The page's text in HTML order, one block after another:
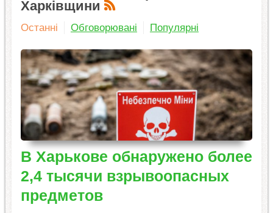
Харківщини
Останні Обговорювані Популярні
В Харькове обнаружено более
2,4 тысячи взрывоопасных
предметов